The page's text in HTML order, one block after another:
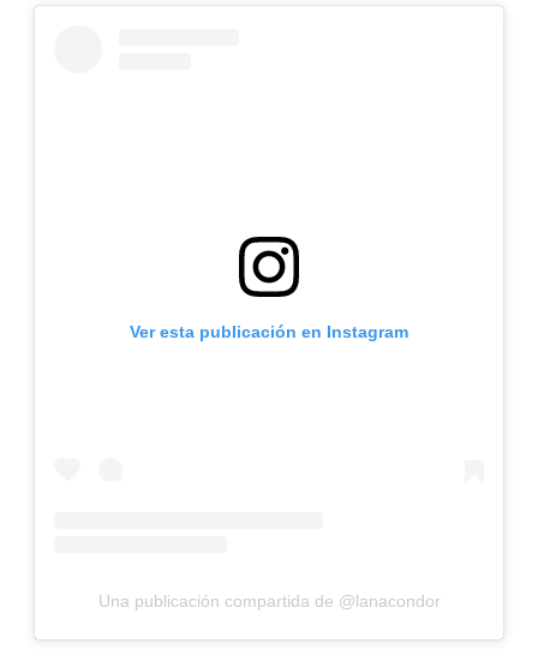
Ver esta publicación en Instagram
Una publicación compartida de @lanacondor